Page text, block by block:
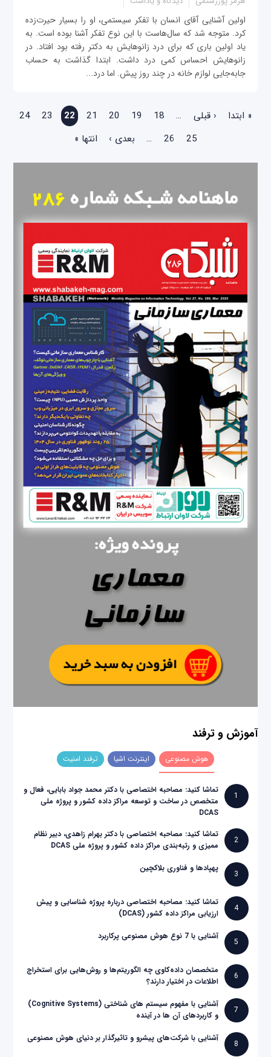
اولین آشنایی آقای انسان با تفکر سیستمی، او را بسیار حیرت‌زده
کرد. متوجه شد که سال‌هاست با این نوع تفکر آشنا بوده است. به
یاد اولین باری که برای درد زانو‌هایش به دکتر رفته بود افتاد. در
زانوهایش احساس کمی درد داشت. ابتدا گذاشت به حساب
جابه‌جایی لوازم خانه در چند روز پیش. اما درد...
صفحه‌ها
« ابتدا ‹ قبلی …
18
19
20
21
22
23
24
25
26
… بعدی › انتها »
آموزش و ترفند
هوش مصنوعی اینترنت اشیا ترفند امنیت
1
تماشا کنید: مصاحبه اختصاصی با دکتر محمد جواد بابایی، فعال و
متخصص در ساخت و توسعه مراکز داده کشور و پروژه ملی
DCAS
2
تماشا کنید: مصاحبه اختصاصی با دکتر بهرام زاهدی، دبیر نظام
ممیزی و رتبه‌بندی مراکز داده کشور و پروژه ملی DCAS
3
پهپادها و فناوری بلاکچین
4
تماشا کنید: مصاحبه اختصاصی درباره پروژه شناسایی و پیش
ارزیابی مراکز داده کشور (DCAS)
5
آشنایی با 7 نوع هوش مصنوعی پرکاربرد
6
متخصصان داده‌کاوی چه الگوریتم‌ها و روش‌هایی برای استخراج
اطلاعات در اختیار دارند؟
7
آشنایی با مفهوم سیستم های شناختی (Cognitive Systems)
و کاربردهای آن ها در آینده
8
آشنایی با شرکت‌های پیشرو و تاثیرگذار بر دنیای هوش مصنوعی